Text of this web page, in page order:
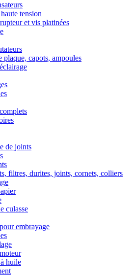
tension
et vis platinées
plaque, capots, ampoules
de joints
filtres, durites, joints, cornets, colliers
culasse
embrayage
huile